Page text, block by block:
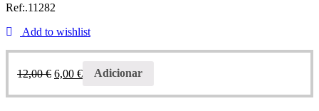
Ref:.11282
Add to wishlist
12,00€ 6,00 € Adicionar